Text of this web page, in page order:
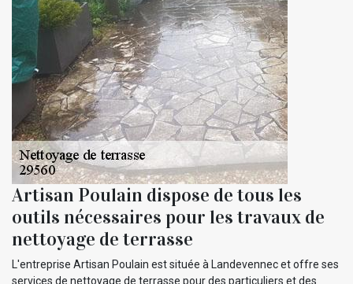
Artisan Poulain dispose de tous les
outils nécessaires pour les travaux de
nettoyage de terrasse
L'entreprise Artisan Poulain est située à Landevennec et offre ses
services de nettoyage de terrasse pour des particuliers et des